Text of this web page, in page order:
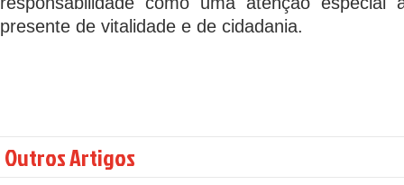
presente de vitalidade e de cidadania.
Outros Artigos